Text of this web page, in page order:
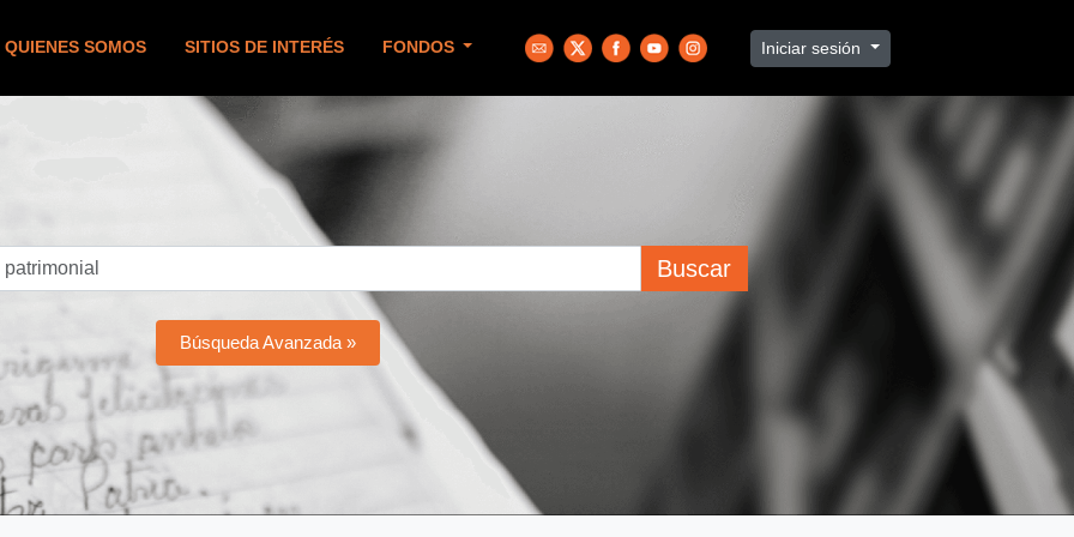
QUIENES SOMOS SITIOS DE INTERÉS FONDOS Iniciar sesión
Buscar
Búsqueda Avanzada »